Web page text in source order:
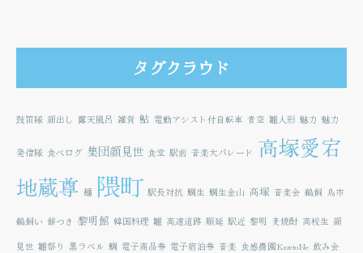
タグクラウド
鼓笛隊 顔出し 露天風呂 雑貨 鮎 電動アシスト付自転車 青空 雛人形 魅力 魅力
発信隊 食べログ 集団顔見世 食堂 駅前 音楽大パレード
高塚愛宕
地蔵尊 麺 隈町 駅長対抗 鯛生 鯛生金山 高塚 音楽会 鵜飼 鳥市
鵜飼い 餅つき 黎明館 韓国料理 雛 高速道路 順延 駅近 黎明 麦焼酎 高校生 顔
見世 雛祭り 黒ラベル 鯛 電子商品券 電子宿泊券 音楽 食感農園KazetoNe 飲み会